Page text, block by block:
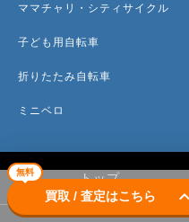
無料
買取 / 査定はこちら keyboard_arrow_down
ママチャリ・シティサイクル
子ども用自転車
折りたたみ自転車
ミニベロ
トップ